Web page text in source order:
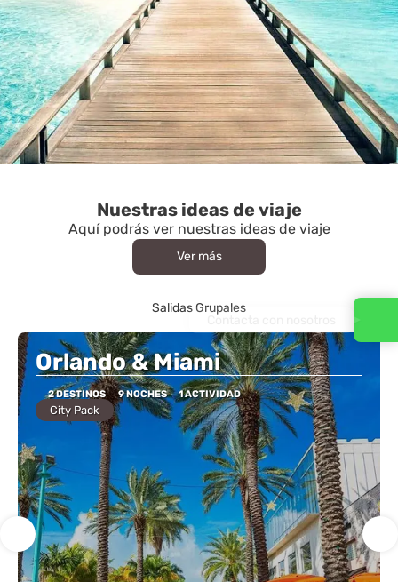
Nuestras ideas de viaje
Aquí podrás ver nuestras ideas de viaje
Ver más
Salidas Grupales
Orlando & Miami
2 DESTINOS 9 NOCHES 1 ACTIVIDAD
City Pack